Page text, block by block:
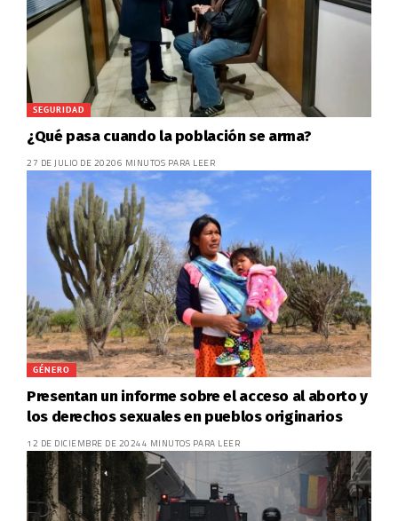
SEGURIDAD
¿Qué pasa cuando la población se arma?
27 DE JULIO DE 20206 MINUTOS PARA LEER
GÉNERO
Presentan un informe sobre el acceso al aborto y
los derechos sexuales en pueblos originarios
12 DE DICIEMBRE DE 20244 MINUTOS PARA LEER